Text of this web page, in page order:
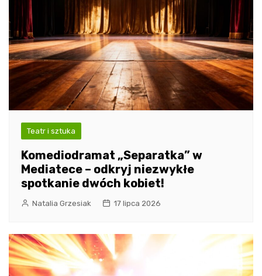
Teatr i sztuka
Komediodramat „Separatka” w
Mediatece – odkryj niezwykłe
spotkanie dwóch kobiet!
Natalia Grzesiak 17 lipca 2026